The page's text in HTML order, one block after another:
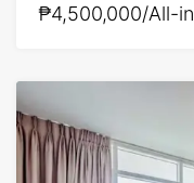
₱4,500,000/All-in